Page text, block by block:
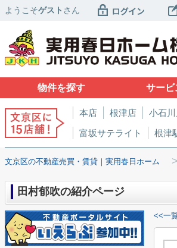
ようこそゲスト さん
物件を探す サービ
本店 根津店 小石
富坂サテライト
根津
文京区の不動産売買・賃貸｜実用春日ホーム >
田村郁吹の紹介ページ
<<一